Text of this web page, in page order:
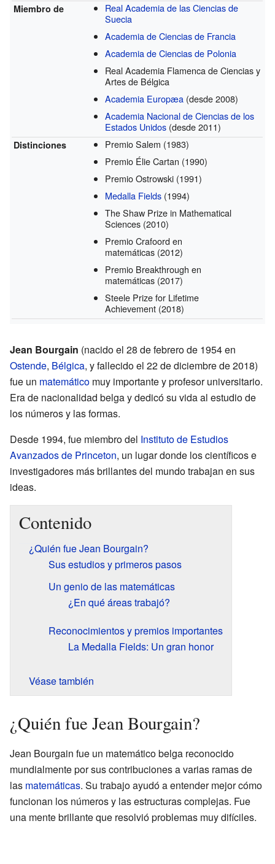
Miembro de
Real Academia de las Ciencias de
Suecia
Academia de Ciencias de Francia
Academia de Ciencias de Polonia
Real Academia Flamenca de Ciencias y
Artes de Bélgica
Academia Europæa (desde 2008)
Academia Nacional de Ciencias de los
Estados Unidos (desde 2011)
Distinciones Premio Salem (1983)
Premio Élie Cartan (1990)
Premio Ostrowski (1991)
Medalla Fields (1994)
The Shaw Prize in Mathematical
Sciences (2010)
Premio Crafoord en
matemáticas (2012)
Premio Breakthrough en
matemáticas (2017)
Steele Prize for Lifetime
Achievement (2018)
Jean Bourgain (nacido el 28 de febrero de 1954 en
Ostende, Bélgica, y fallecido el 22 de diciembre de 2018)
fue un matemático muy importante y profesor universitario.
Era de nacionalidad belga y dedicó su vida al estudio de
los números y las formas.
Desde 1994, fue miembro del Instituto de Estudios
Avanzados de Princeton, un lugar donde los científicos e
investigadores más brillantes del mundo trabajan en sus
ideas.
Contenido
¿Quién fue Jean Bourgain?
Sus estudios y primeros pasos
Un genio de las matemáticas
¿En qué áreas trabajó?
Reconocimientos y premios importantes
La Medalla Fields: Un gran honor
Véase también
¿Quién fue Jean Bourgain?
Jean Bourgain fue un matemático belga reconocido
mundialmente por sus contribuciones a varias ramas de
las matemáticas. Su trabajo ayudó a entender mejor cómo
funcionan los números y las estructuras complejas. Fue
una mente brillante que resolvió problemas muy difíciles.